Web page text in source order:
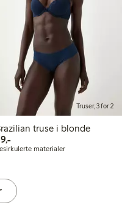
Truser, 3 for 2
truse i blonde
99,00 kr
materialer